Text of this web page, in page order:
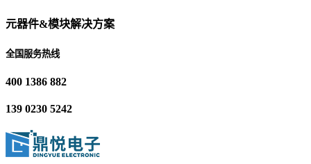
元器件&模块解决方案
全国服务热线
400 1386 882
139 0230 5242